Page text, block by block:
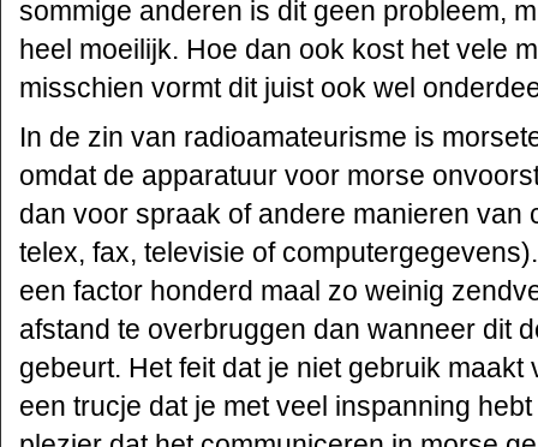
sommige anderen is dit geen probleem,
heel moeilijk. Hoe dan ook kost het vele
misschien vormt dit juist ook wel
In de zin van radioamateurisme is
omdat de apparatuur voor morse
dan voor spraak of andere manieren van
telex, fax, televisie of
een factor honderd maal zo weinig
afstand te overbruggen dan wanneer dit
gebeurt. Het feit dat je niet gebruik
een trucje dat je met veel inspanning